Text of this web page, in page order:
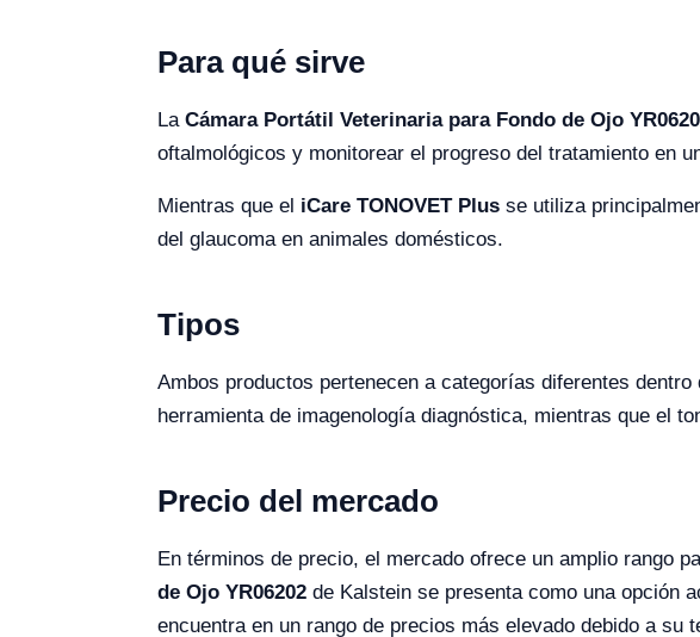
Para qué sirve
La Cámara Portátil Veterinaria para Fondo de Ojo
oftalmológicos y monitorear el progreso del tratamiento en
Mientras que el iCare TONOVET Plus se utiliza
del glaucoma en animales domésticos.
Tipos
Ambos productos pertenecen a categorías diferentes
herramienta de imagenología diagnóstica, mientras que el
Precio del mercado
En términos de precio, el mercado ofrece un amplio rango
de Ojo YR06202 de Kalstein se presenta como una opción
encuentra en un rango de precios más elevado debido a su